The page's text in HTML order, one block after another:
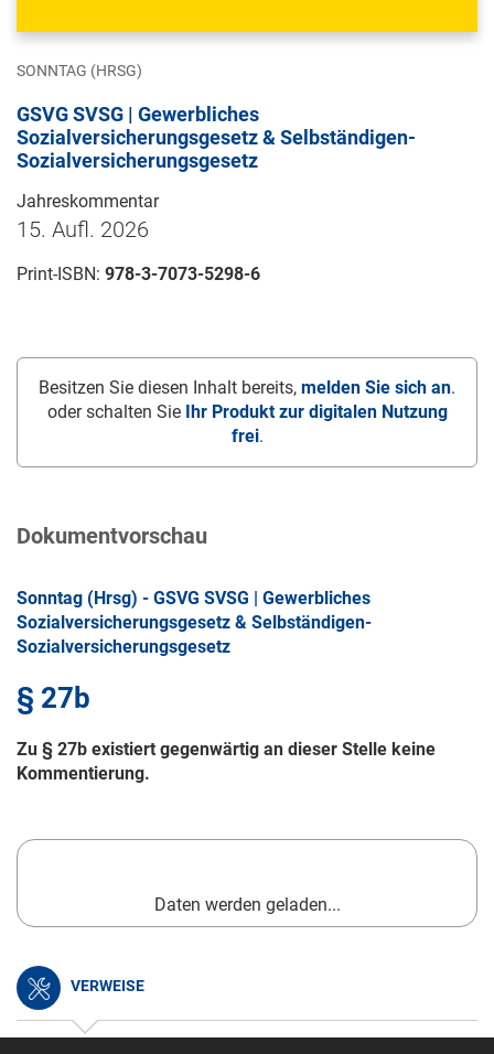
SONNTAG (HRSG)
GSVG SVSG | Gewerbliches
Sozialversicherungsgesetz & Selbständigen-
Sozialversicherungsgesetz
Jahreskommentar
15. Aufl. 2026
Print-ISBN: 978-3-7073-5298-6
Besitzen Sie diesen Inhalt bereits, melden Sie sich an.
oder schalten Sie
Ihr Produkt zur digitalen Nutzung
frei.
Dokumentvorschau
Sonntag (Hrsg) - GSVG SVSG | Gewerbliches
Sozialversicherungsgesetz & Selbständigen-
Sozialversicherungsgesetz
§ 27b
Zu § 27b existiert gegenwärtig an dieser Stelle keine
Kommentierung.
Daten werden geladen...
VERWEISE